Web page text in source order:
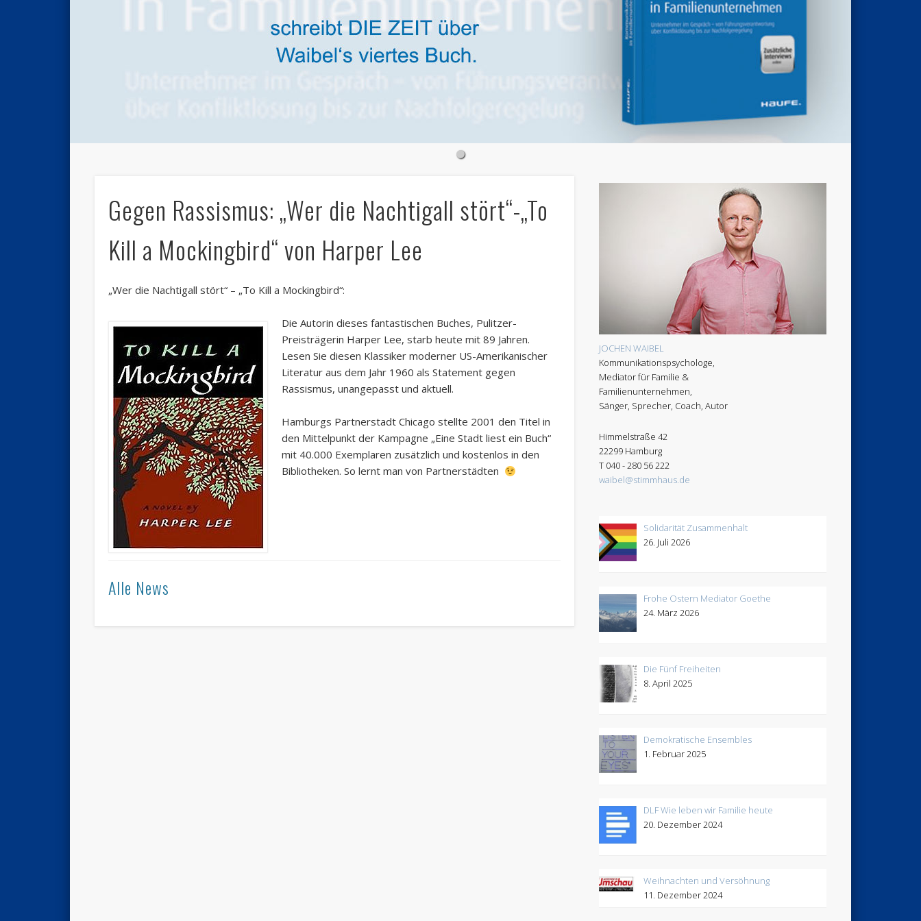
Gegen Rassismus: „Wer die Nachtigall stört“-„To
Kill a Mockingbird“ von Harper Lee
„Wer die Nachtigall stört“ – „To Kill a Mockingbird“:
Die Autorin dieses fantastischen Buches, Pulitzer-
Preisträgerin Harper Lee, starb heute mit 89 Jahren.
Lesen Sie diesen Klassiker moderner US-Amerikanischer
Literatur aus dem Jahr 1960 als Statement gegen
Rassismus, unangepasst und aktuell.
Hamburgs Partnerstadt Chicago stellte 2001 den Titel in
den Mittelpunkt der Kampagne „Eine Stadt liest ein Buch“
mit 40.000 Exemplaren zusätzlich und kostenlos in den
Bibliotheken. So lernt man von Partnerstädten
Alle News
JOCHEN WAIBEL
Kommunikationspsychologe,
Mediator für Familie &
Familienunternehmen,
Sänger, Sprecher, Coach, Autor
Himmelstraße 42
22299 Hamburg
T 040 - 280 56 222
waibel@stimmhaus.de
Solidarität Zusammenhalt
26. Juli 2026
Frohe Ostern Mediator Goethe
24. März 2026
Die Fünf Freiheiten
8. April 2025
Demokratische Ensembles
1. Februar 2025
DLF Wie leben wir Familie heute
20. Dezember 2024
Weihnachten und Versöhnung
11. Dezember 2024